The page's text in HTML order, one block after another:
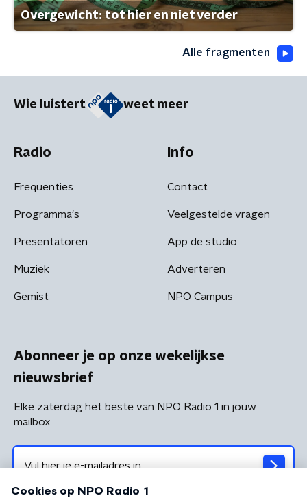
Overgewicht: tot hier en niet verder
Alle fragmenten
Wie luistert weet meer
Radio
Frequenties
Programma's
Presentatoren
Muziek
Gemist
Info
Contact
Veelgestelde vragen
App de studio
Adverteren
NPO Campus
Abonneer je op onze wekelijkse
nieuwsbrief
Elke zaterdag het beste van NPO Radio 1 in jouw
mailbox